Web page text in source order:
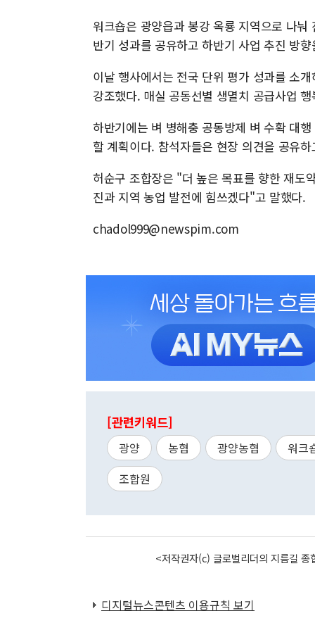
워크숍은 광양읍과 봉강 옥룡 지역으로 나
반기 성과를 공유하고 하반기 사업 추진 방
이날 행사에서는 전국 단위 평가 성과를 소
강조했다. 매실 공동선별 생멸치 공급사업
하반기에는 벼 병해충 공동방제 벼 수확 대
할 계획이다. 참석자들은 현장 의견을 공유
허순구 조합장은 "더 높은 목표를 향한 재도
진과 지역 농업 발전에 힘쓰겠다"고 말했다.
chadol999@newspim.com
[관련키워드]
광양 농협 광양농협
워크
조합원
<저작권자(c) 글로벌리더의 지름길
디지털뉴스콘텐츠 이용규칙 보기